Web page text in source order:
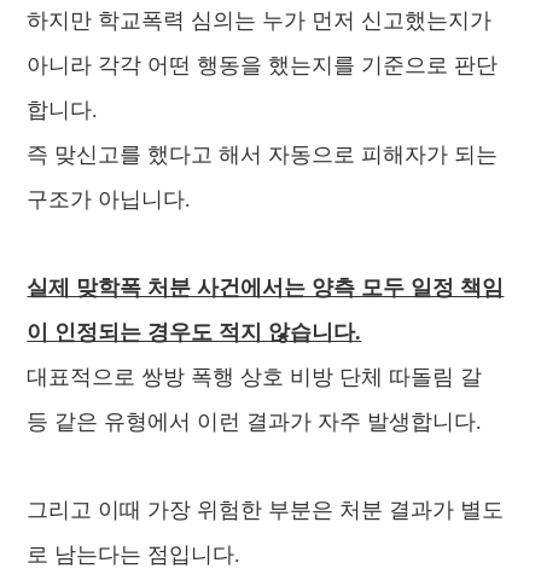
하지만 학교폭력 심의는 누가 먼저 신고했는지가
아니라 각각 어떤 행동을 했는지를 기준으로 판단
합니다.
즉 맞신고를 했다고 해서 자동으로 피해자가 되는
구조가 아닙니다.
실제 맞학폭 처분 사건에서는 양측 모두 일정 책임
이 인정되는 경우도 적지 않습니다.
대표적으로 쌍방 폭행 상호 비방 단체 따돌림 갈
등 같은 유형에서 이런 결과가 자주 발생합니다.
그리고 이때 가장 위험한 부분은 처분 결과가 별도
로 남는다는 점입니다.